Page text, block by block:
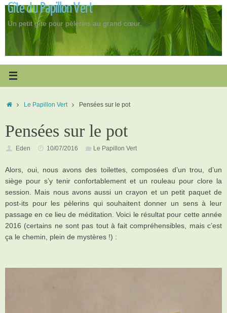
Passer
contenu
Gîte du Papillon Vert
Un petit gîte pour pèlerins au grand cœur.
AccueilLe Papillon Vert Pensées sur le pot
Pensées sur le pot
Eden 10/07/2016 Le Papillon Vert
Alors, oui, nous avons des toilettes, composées d’un trou, d’un
siège pour s’y tenir confortablement et un rouleau pour clore la
session. Mais nous avons aussi un crayon et un petit paquet de
post-its pour les pèlerins qui souhaitent donner un sens à leur
passage en ce lieu de méditation. Voici le résultat pour cette année
2016 (certains ne sont pas tout à fait compréhensibles, mais c’est
ça le chemin, plein de mystères !) :